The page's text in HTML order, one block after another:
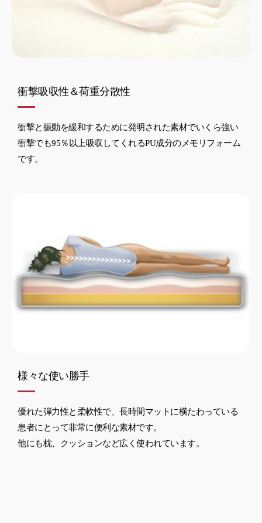
衝撃吸収性＆荷重分散性
衝撃と振動を緩和するために発明された素材でいくら強い
衝撃でも95％以上吸収してくれるPU成分のメモリフォーム
です。
様々な使い勝手
優れた弾力性と柔軟性で、長時間マットに横たわっている
患者にとって非常に便利な素材です。
他にも枕、クッションなど広く使われています。